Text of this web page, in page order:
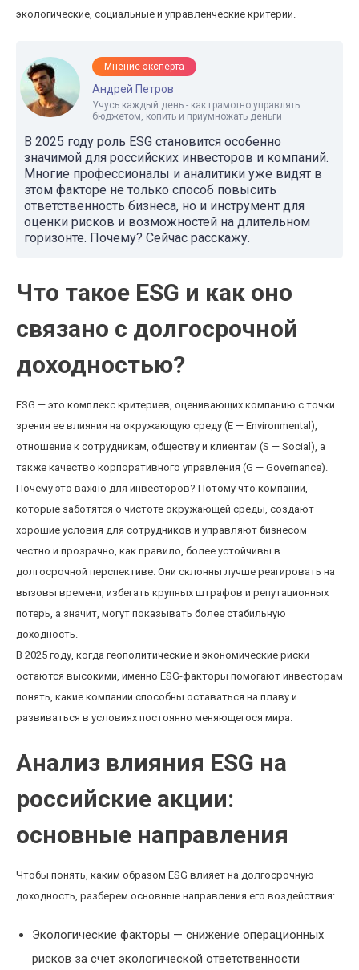
экологические, социальные и управленческие критерии.
Мнение эксперта
Андрей Петров
Учусь каждый день - как грамотно управлять
бюджетом, копить и приумножать деньги
В 2025 году роль ESG становится особенно
значимой для российских инвесторов и компаний.
Многие профессионалы и аналитики уже видят в
этом факторе не только способ повысить
ответственность бизнеса, но и инструмент для
оценки рисков и возможностей на длительном
горизонте. Почему? Сейчас расскажу.
Что такое ESG и как оно
связано с долгосрочной
доходностью?
ESG — это комплекс критериев, оценивающих компанию с точки
зрения ее влияния на окружающую среду (E — Environmental),
отношение к сотрудникам, обществу и клиентам (S — Social), а
также качество корпоративного управления (G — Governance).
Почему это важно для инвесторов? Потому что компании,
которые заботятся о чистоте окружающей среды, создают
хорошие условия для сотрудников и управляют бизнесом
честно и прозрачно, как правило, более устойчивы в
долгосрочной перспективе. Они склонны лучше реагировать на
вызовы времени, избегать крупных штрафов и репутационных
потерь, а значит, могут показывать более стабильную
доходность.
В 2025 году, когда геополитические и экономические риски
остаются высокими, именно ESG-факторы помогают инвесторам
понять, какие компании способны оставаться на плаву и
развиваться в условиях постоянно меняющегося мира.
Анализ влияния ESG на
российские акции:
основные направления
Чтобы понять, каким образом ESG влияет на долгосрочную
доходность, разберем основные направления его воздействия:
Экологические факторы — снижение операционных
рисков за счет экологической ответственности